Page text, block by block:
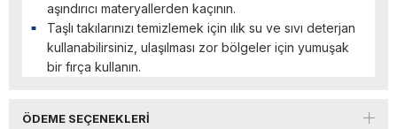
aşındırıcı materyallerden kaçının.
Taşlı takılarınızı temizlemek için ılık su ve sıvı deterjan
kullanabilirsiniz, ulaşılması zor bölgeler için yumuşak
bir fırça kullanın.
ÖDEME SEÇENEKLERI